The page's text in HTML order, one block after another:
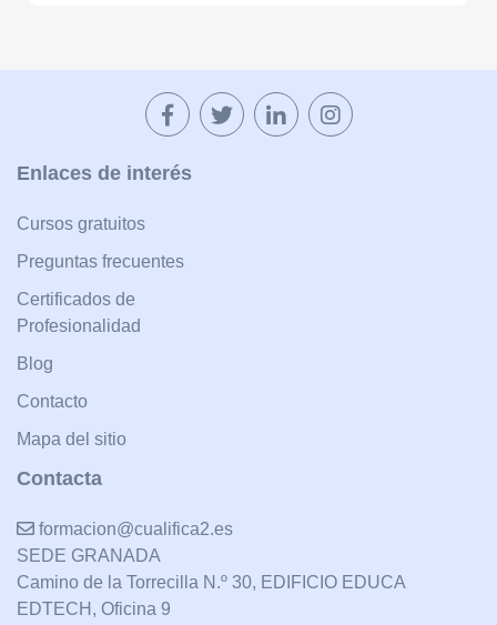
Enlaces de interés
Cursos gratuitos
Preguntas frecuentes
Certificados de
Profesionalidad
Blog
Contacto
Mapa del sitio
Contacta
formacion@cualifica2.es
SEDE GRANADA
Camino de la Torrecilla N.º 30, EDIFICIO EDUCA
EDTECH, Oficina 9